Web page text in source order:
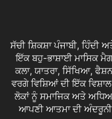
ਸੱਚੀ ਸ਼ਿਕਸ਼ਾ ਪੰਜਾਬੀ, ਹਿੰਦੀ
ਇੱਕ ਬਹੁ-ਭਾਸ਼ਾਈ ਮਾਸਿਕ
ਕਲਾ, ਯਾਤਰਾ, ਸਿੱਖਿਆ,
ਵਰਗੇ ਵਿਸ਼ਿਆਂ ਦੀ ਇੱਕ
ਲੋਕਾਂ ਨੂੰ ਸਮਾਜਿਕ ਅਤੇ
ਆਪਣੀ ਆਤਮਾ ਦੀ ਅੰਦਰੂਨੀ